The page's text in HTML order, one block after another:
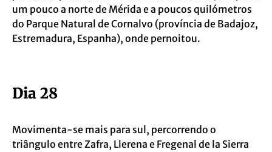
um pouco a norte de Mérida e a poucos quilómetros
do Parque Natural de Cornalvo (província de Badajoz,
Estremadura, Espanha), onde pernoitou.
Dia 28
Movimenta-se mais para sul, percorrendo o
triângulo entre Zafra, Llerena e Fregenal de la Sierra